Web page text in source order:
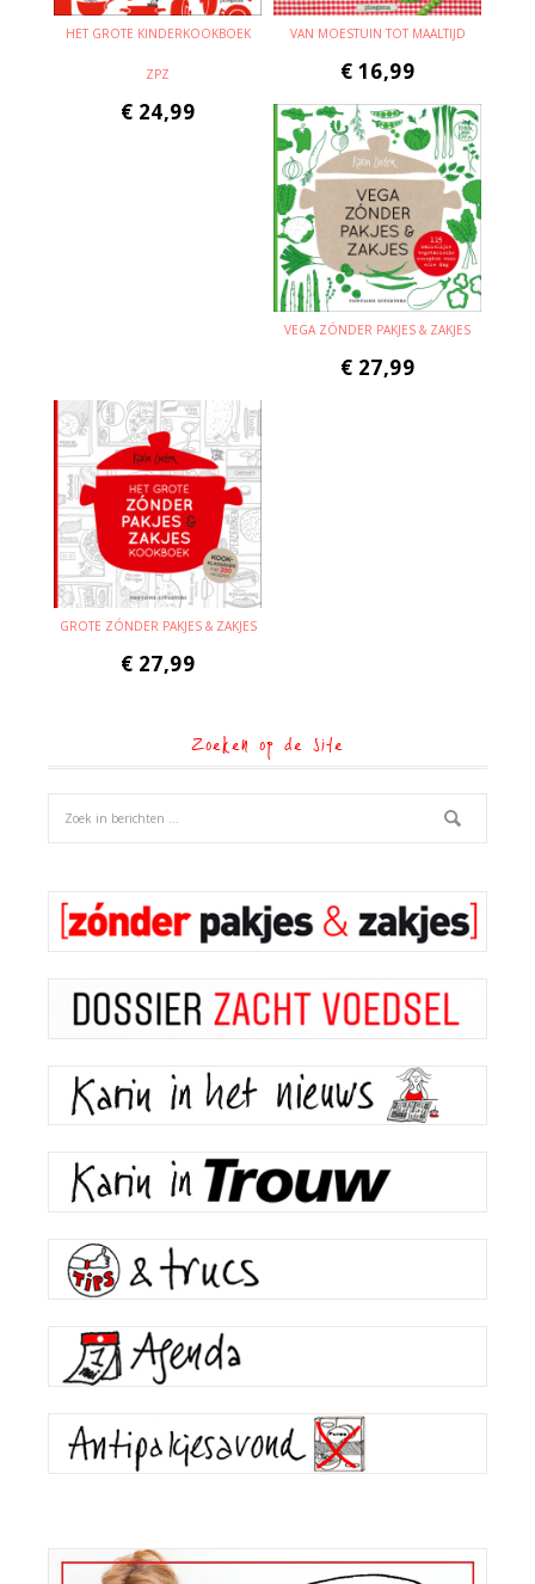
HET GROTE KINDERKOOKBOEK
ZPZ
€ 24,99
VAN MOESTUIN TOT MAALTIJD
€ 16,99
VEGA ZÓNDER PAKJES & ZAKJES
€ 27,99
GROTE ZÓNDER PAKJES & ZAKJES
€ 27,99
Zoeken op de site